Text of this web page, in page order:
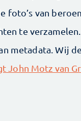
foto’s van
te
metadata. Wij
John Motz van